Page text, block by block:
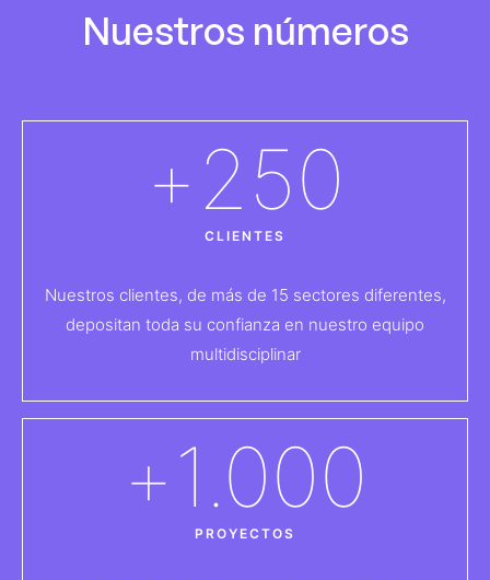
Nuestros números
CLIENTES
+250
Nuestros clientes, de más de 15 sectores diferentes,
depositan toda su confianza en nuestro equipo
multidisciplinar
PROYECTOS
+1.000